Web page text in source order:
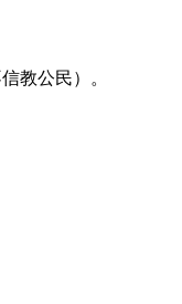
教公民）。